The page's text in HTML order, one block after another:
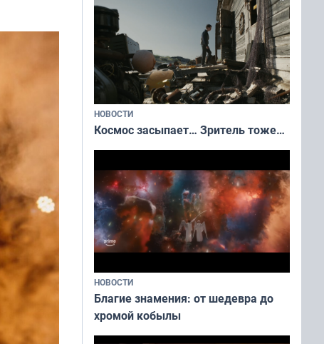
НОВОСТИ
Космос засыпает… Зритель тоже…
НОВОСТИ
Благие знамения: от шедевра до
хромой кобылы